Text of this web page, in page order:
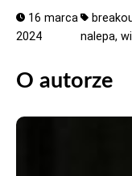
16 marca
2024
nalepa,
O autorze